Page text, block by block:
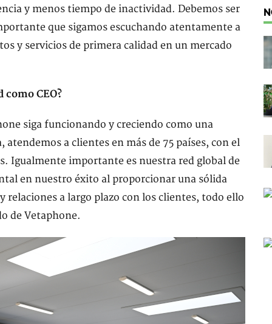
y menos tiempo de inactividad. Debemos ser
que sigamos escuchando atentamente a
y servicios de primera calidad en un mercado
CEO?
siga funcionando y creciendo como una
a clientes en más de 75 países, con el
Igualmente importante es nuestra red global de
en nuestro éxito al proporcionar una sólida
relaciones a largo plazo con los clientes, todo ello
de Vetaphone.